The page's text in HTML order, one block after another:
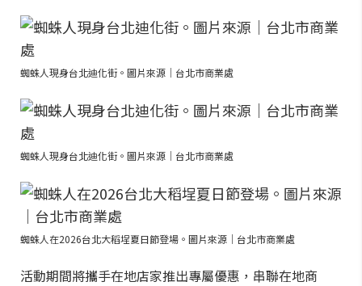
蜘蛛人現身台北迪化街。圖片來源｜台北市商業處
蜘蛛人現身台北迪化街。圖片來源｜台北市商業處
蜘蛛人在2026台北大稻埕夏日節登場。圖片來源｜台北市商業處
活動期間將攜手在地店家推出專屬優惠，串聯在地商